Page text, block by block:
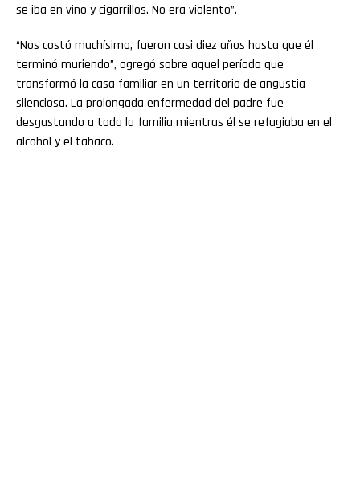
se iba en vino y cigarrillos. No era violento”.
“Nos costó muchísimo, fueron casi diez años hasta que él
terminó muriendo”, agregó sobre aquel período que
transformó la casa familiar en un territorio de angustia
silenciosa. La prolongada enfermedad del padre fue
desgastando a toda la familia mientras él se refugiaba en el
alcohol y el tabaco.